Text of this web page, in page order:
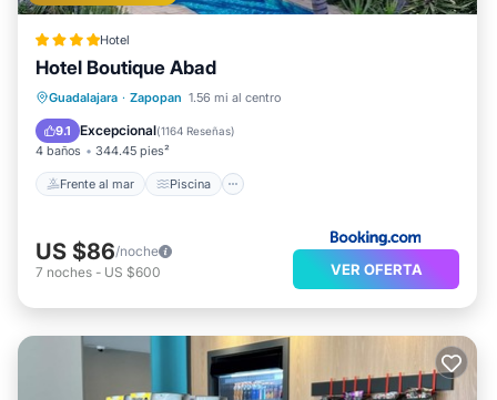
Hotel
Hotel Boutique Abad
Guadalajara · Zapopan 1.56 mi al centro
9.1 Excepcional(1164 Reseñas)
4 baños 344.45 pies²
Frente al mar Piscina
Frente al mar Piscina
Balcón/Terraza
US $86/noche
7 noches - US $600 VER OFERTA